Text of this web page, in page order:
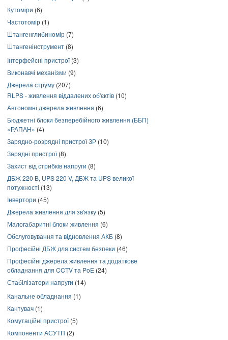
Кутоміри (6)
Частотомір (1)
Штангенглибиномір (7)
Штангенінструмент (8)
Інтерфейсні пристрої(3)
Виконавчі механізми (9)
Джерела струму (207)
RLPS - живлення віддалених об'єктів (10)
Автономні джерела живлення (6)
Бюджетні блоки безперебійного живлення (ББП)
«РАПАН» (4)
Зарядно-розрядні пристрої ЗР (10)
Зарядні пристрої(8)
Захист від стрибків напруги (8)
ДБЖ 220 В, UPS 220 V, ДБЖ та UPS великої
потужності (13)
Інвертори (45)
Джерела живлення для зв'язку (5)
Малогабаритні блоки живлення (6)
Обслуговування та відновлення АКБ (8)
Професійні ДБЖ для систем безпеки (46)
Професійні джерела живлення та додаткове
обладнання для CCTV та PoE (24)
Стабілізатори напруги (14)
Канальне обладнання (1)
Кантувач (1)
Комутаційні пристрої(5)
Компоненти АСУТП (2)